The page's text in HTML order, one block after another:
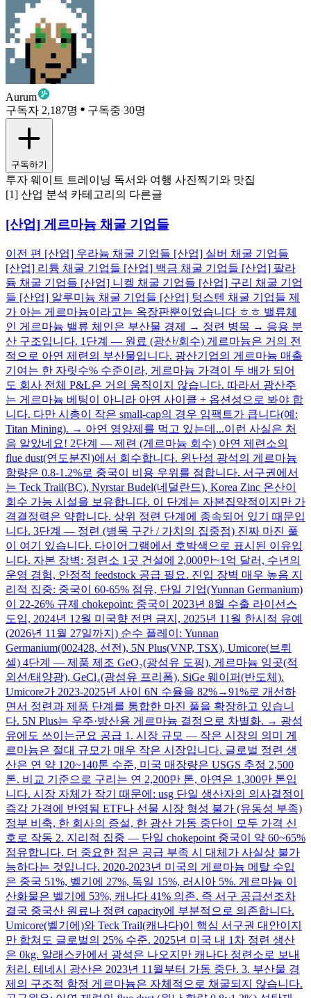
Aurum
구독자 2,187명
구독중 30명
구독하기
투자 웨이트 트레이닝 독서와 여행 사진찍기와 맛집
[1] 산업 분석 카테고리의 다른글
[산업] 게르마늄 채굴 기업들
이전 편 [산업] 우라늄 채굴 기업들 [산업] 실버 채굴 기업들
[산업] 리튬 채굴 기업들 [산업] 백금 채굴 기업들 [산업] 팔라
듐 채굴 기업들 [산업] 니켈 채굴 기업들 [산업] 구리 채굴 기업
들 [산업] 알루미늄 채굴 기업들 [산업] 텅스텐 채굴 기업들 제
가 아는 게르마늄이라고는 옥장판뿐이었습니다 ㅎㅎ 밸류체
인 게르마늄 밸류 체인은 부산물 경제 → 정련 병목 → 응용 분
산 구조입니다. 1단계 — 원료 (광산/회수) 게르마늄은 거의 전
적으로 아연 제련의 부산물입니다. 광산기업의 게르마늄 매출
기여는 한 자릿수% 수준이라, 게르마늄 가격이 두 배가 되어
도 회사 전체 P&L은 거의 움직이지 않습니다. 따라서 광산주
는 게르마늄 베팅이 아니라 아연 사이클 + 옵션성으로 봐야 합
니다. 다만 시총이 작은 small-cap의 경우 임팩트가 큽니다(예:
Titan Mining). → 아연 영양제를 먹고 있는데...이런 사실은 처
음 알았네요! 2단계 — 제련 (게르마늄 회수) 아연 제련소의
flue dust(연도분진)에서 회수합니다. 윈난성 광석의 게르마늄
함량은 0.8-1.2%로 중국이 비용 우위를 점합니다. 서구권에서
는 Teck Trail(BC), Nyrstar Budel(네덜란드), Korea Zinc 온산이
회수 가능 시설을 보유합니다. 이 단계는 자본집약적이지만 가
격결정력은 약합니다. 상위 정련 단계에 종속되어 있기 때문입
니다. 3단계 — 정련 (병목 구간 / 가치의 집중점) 진짜 마진 풀
이 여기 있습니다. 다이어그램에서 호박색으로 표시된 이유입
니다. 자본 장벽: 정련소 1곳 건설에 2,000만~1억 달러, 수년의
운영 경험, 안정적 feedstock 공급 필요. 진입 장벽 매우 높음 지
리적 집중: 중국이 60-65% 점유, 단일 기업(Yunnan Germanium)
이 22-26% 규제 chokepoint: 중국이 2023년 8월 수출 라이선스
도입, 2024년 12월 미국향 전면 금지, 2025년 11월 한시적 유예
(2026년 11월 27일까지) 순수 플레이: Yunnan
Germanium(002428, 선전), 5N Plus(VNP, TSX), Umicore(브뤼
셀) 4단계 — 제품 제조 GeO₂(광섬유 도핑), 게르마늄 잉곳(적
외선/태양광), GeCl₄(광섬유 프리폼), SiGe 웨이퍼(반도체).
Umicore가 2023-2025년 사이 6N 수율을 82%→91%로 개선하
면서 정련과 제품 단계를 통합한 마진 풀을 확장하고 있습니
다. 5N Plus는 우주·방산용 게르마늄 결정으로 차별화. → 광섬
유에도 쓰이는군요 공급 1. 시장 규모 — 작은 시장의 의미 게
르마늄은 절대 규모가 매우 작은 시장입니다. 글로벌 정련 생
산은 연 약 120~140톤 수준, 미국 매장량은 USGS 추정 2,500
톤. 비교 기준으로 구리는 연 2,200만 톤, 아연은 1,300만 톤입
니다. 시장 자체가 작기 때문에: usg 단일 생산자의 의사결정이
즉각 가격에 반영됨 ETF나 선물 시장 형성 불가 (유동성 부족)
정부 비축, 한 회사의 증설, 한 광산 가동 중단이 모두 가격 신
호로 작동 2. 지리적 집중 — 단일 chokepoint 중국이 약 60~65%
점유합니다. 더 중요한 점은 공급 부족 시 대체가 사실상 불가
능하다는 것입니다. 2020-2023년 미국의 게르마늄 메탈 수입
은 중국 51%, 벨기에 27%, 독일 15%, 러시아 5%. 게르마늄 이
산화물은 벨기에 53%, 캐나다 41% 의존. 즉 서구 공급선조차
결국 중국산 원료나 정련 capacity에 부분적으로 의존합니다.
Umicore(벨기에)와 Teck Trail(캐나다)이 핵심 서구권 대안이지
만 합쳐도 글로벌의 25% 수준. 2025년 미국 내 1차 정련 생산
은 0kg. 알래스카에서 광석은 나오지만 캐나다 정련소로 보내
처리. 테네시 광산은 2023년 11월부터 가동 중단. 3. 부산물 경
제의 구조적 함정 게르마늄은 자체적으로 채굴되지 않습니다.